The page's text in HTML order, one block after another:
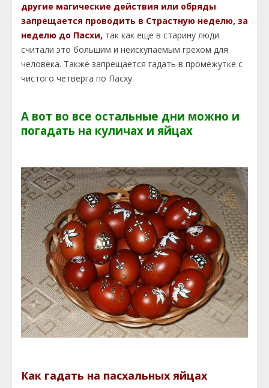
другие магические действия или обряды
запрещается проводить в Страстную неделю, за
неделю до Пасхи, так как еще в старину люди
считали это большим и неискупаемым грехом для
человека. Также запрещается гадать в промежутке с
чистого четверга по Пасху.
А вот во все остальные дни можно и
погадать на куличах и яйцах
Как гадать на пасхальных яйцах